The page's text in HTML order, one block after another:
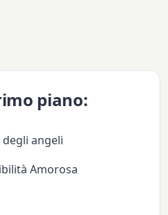
piano:
angeli
Amorosa